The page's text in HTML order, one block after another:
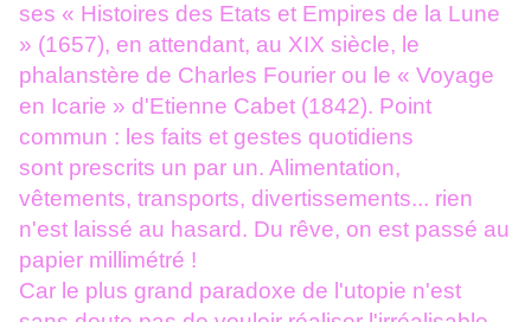
ses « Histoires des Etats et Empires de la Lune
» (1657), en attendant, au XIX siècle, le
phalanstère de Charles Fourier ou le « Voyage
en Icarie » d'Etienne Cabet (1842). Point
commun : les faits et gestes quotidiens
sont prescrits un par un. Alimentation,
vêtements, transports, divertissements... rien
n'est laissé au hasard. Du rêve, on est passé au
papier millimétré !
Car le plus grand paradoxe de l'utopie n'est